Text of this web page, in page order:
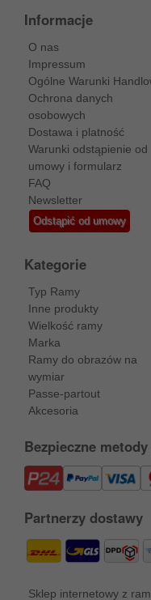
Informacje
O nas
Impressum
Ogólne Warunki
Ochrona danych
osobowych
Dostawa i platność
Warunki odstąpienie od
umowy i formularz
FAQ
Newsletter
Odstąpić od umowy
Kategorie
Typ Ramy
Inne produkty
Wielkość ramy
Marka
Ramy do obrazów na
wymiar
Passe-partout
Akcesoria
Bezpieczne
Partnerzy dostawy
Sklep internetowy z